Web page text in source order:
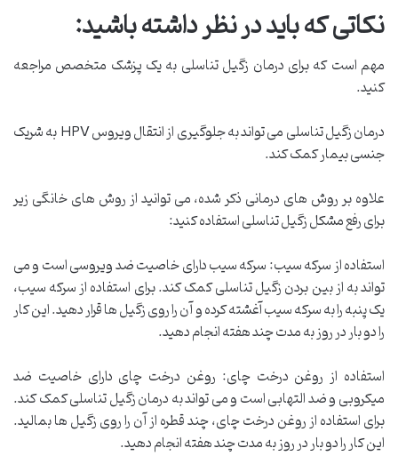
نکاتی که باید در نظر داشته باشید:
مهم است که برای درمان زگیل تناسلی به یک پزشک متخصص مراجعه
کنید.
درمان زگیل تناسلی می تواند به جلوگیری از انتقال ویروس HPV به شریک
جنسی بیمار کمک کند.
علاوه بر روش های درمانی ذکر شده، می توانید از روش های خانگی زیر
برای رفع مشکل زگیل تناسلی استفاده کنید:
استفاده از سرکه سیب: سرکه سیب دارای خاصیت ضد ویروسی است و می
تواند به از بین بردن زگیل تناسلی کمک کند. برای استفاده از سرکه سیب،
یک پنبه را به سرکه سیب آغشته کرده و آن را روی زگیل ها قرار دهید. این کار
را دو بار در روز به مدت چند هفته انجام دهید.
استفاده از روغن درخت چای: روغن درخت چای دارای خاصیت ضد
میکروبی و ضد التهابی است و می تواند به درمان زگیل تناسلی کمک کند.
برای استفاده از روغن درخت چای، چند قطره از آن را روی زگیل ها بمالید.
این کار را دو بار در روز به مدت چند هفته انجام دهید.